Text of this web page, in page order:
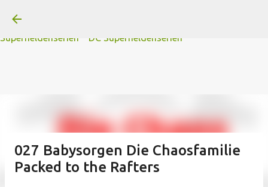
N
Superheldenserien
DC Superheldenserien
027 Babysorgen Die Chaosfamilie
Packed to the Rafters